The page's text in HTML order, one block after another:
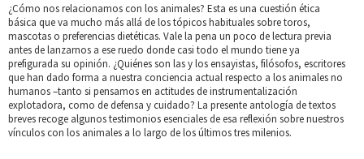
¿Cómo nos relacionamos con los animales? Esta es una cuestión ética
básica que va mucho más allá de los tópicos habituales sobre toros,
mascotas o preferencias dietéticas. Vale la pena un poco de lectura previa
antes de lanzarnos a ese ruedo donde casi todo el mundo tiene ya
prefigurada su opinión. ¿Quiénes son las y los ensayistas, filósofos, escritores
que han dado forma a nuestra conciencia actual respecto a los animales no
humanos –tanto si pensamos en actitudes de instrumentalización
explotadora, como de defensa y cuidado? La presente antología de textos
breves recoge algunos testimonios esenciales de esa reflexión sobre nuestros
vínculos con los animales a lo largo de los últimos tres milenios.